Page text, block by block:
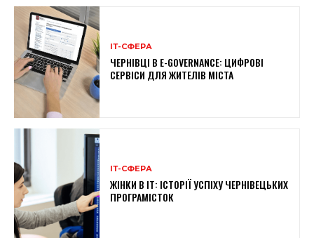
ІТ-СФЕРА
ЧЕРНІВЦІ В E-GOVERNANCE: ЦИФРОВІ
СЕРВІСИ ДЛЯ ЖИТЕЛІВ МІСТА
ІТ-СФЕРА
ЖІНКИ В ІТ: ІСТОРІЇ УСПІХУ ЧЕРНІВЕЦЬКИХ
ПРОГРАМІСТОК